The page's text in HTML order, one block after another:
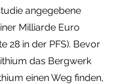
angegebene
Milliarde Euro
28 in der PFS). Bevor
das Bergwerk
einen Weg finden,